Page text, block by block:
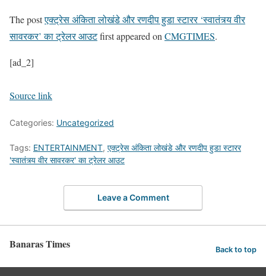
The postएक्ट्रेस अंकिता लोखंडे और रणदीप हुडा स्टारर ‘स्वातंत्र्य वीर
सावरकर’ का ट्रेलर आउटfirst appeared on CMGTIMES.
[ad_2]
Source link
Categories: Uncategorized
Tags: ENTERTAINMENT, एक्ट्रेस अंकिता लोखंडे और रणदीप हुडा स्टारर
'स्वातंत्र्य वीर सावरकर' का ट्रेलर आउट
Leave a Comment
Banaras Times Back to top